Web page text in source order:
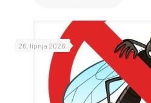
26. lipnja 2026.